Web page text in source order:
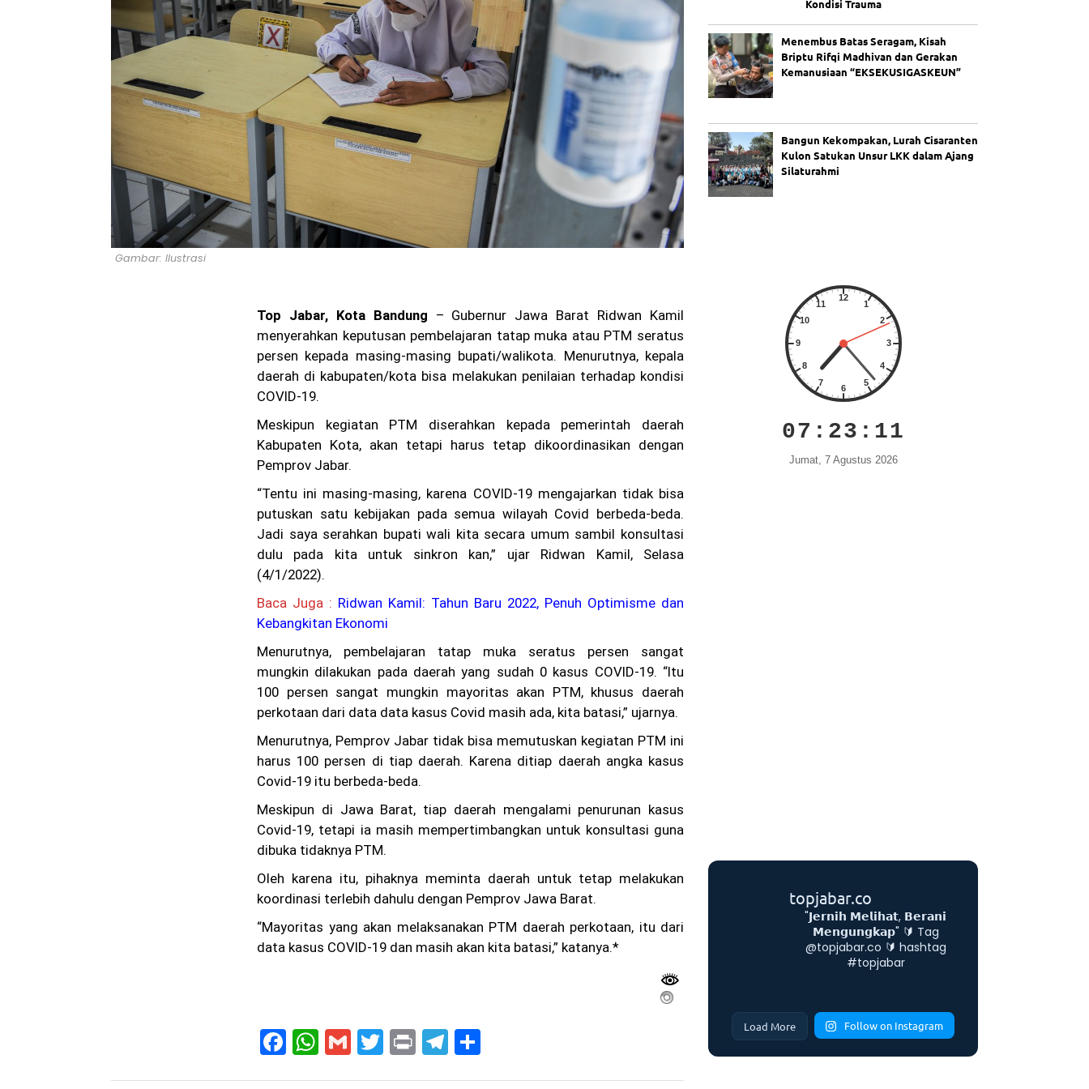
Gambar: Ilustrasi
Top Jabar, Kota Bandung – Gubernur Jawa Barat Ridwan Kamil
menyerahkan keputusan pembelajaran tatap muka atau PTM seratus
persen kepada masing-masing bupati/walikota. Menurutnya, kepala
daerah di kabupaten/kota bisa melakukan penilaian terhadap kondisi
COVID-19.
Meskipun kegiatan PTM diserahkan kepada pemerintah daerah
Kabupaten Kota, akan tetapi harus tetap dikoordinasikan dengan
Pemprov Jabar.
“Tentu ini masing-masing, karena COVID-19 mengajarkan tidak bisa
putuskan satu kebijakan pada semua wilayah Covid berbeda-beda.
Jadi saya serahkan bupati wali kita secara umum sambil konsultasi
dulu pada kita untuk sinkron kan,” ujar Ridwan Kamil, Selasa
(4/1/2022).
Baca Juga : Ridwan Kamil: Tahun Baru 2022, Penuh Optimisme dan
Kebangkitan Ekonomi
Menurutnya, pembelajaran tatap muka seratus persen sangat
mungkin dilakukan pada daerah yang sudah 0 kasus COVID-19. “Itu
100 persen sangat mungkin mayoritas akan PTM, khusus daerah
perkotaan dari data data kasus Covid masih ada, kita batasi,” ujarnya.
Menurutnya, Pemprov Jabar tidak bisa memutuskan kegiatan PTM ini
harus 100 persen di tiap daerah. Karena ditiap daerah angka kasus
Covid-19 itu berbeda-beda.
Meskipun di Jawa Barat, tiap daerah mengalami penurunan kasus
Covid-19, tetapi ia masih mempertimbangkan untuk konsultasi guna
dibuka tidaknya PTM.
Oleh karena itu, pihaknya meminta daerah untuk tetap melakukan
koordinasi terlebih dahulu dengan Pemprov Jawa Barat.
“Mayoritas yang akan melaksanakan PTM daerah perkotaan, itu dari
data kasus COVID-19 dan masih akan kita batasi,” katanya.*
F
a
W
h
G
m
T
w
Pr
in
T
el
Kondisi Trauma
Menembus Batas Seragam, Kisah
Briptu Rifqi Madhivan dan Gerakan
Kemanusiaan “EKSEKUSIGASKEUN”
Bangun Kekompakan, Lurah Cisaranten
Kulon Satukan Unsur LKK dalam Ajang
Silaturahmi
07:23:12
Jumat, 7 Agustus 2026
topjabar.co
"𝗝𝗲𝗿𝗻𝗶𝗵 𝗠𝗲𝗹𝗶𝗵𝗮𝘁, 𝗕𝗲𝗿𝗮𝗻𝗶
𝗠𝗲𝗻𝗴𝘂𝗻𝗴𝗸𝗮𝗽" 🔰 Tag
@topjabar.co 🔰 hashtag
#topjabar
Load More Follow on Instagram